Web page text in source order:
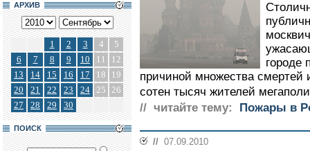
АРХИВ
1 2 3 4
5
6
7 8 9 10 11
12
13
14 15 16 17 18
19
20
21 22 23 24 25 26
27
28 29 30
ПОИСК
городе
причиной множества
сотен тысяч жителей
// читайте тему:
Пожары в
// 07.09.2010